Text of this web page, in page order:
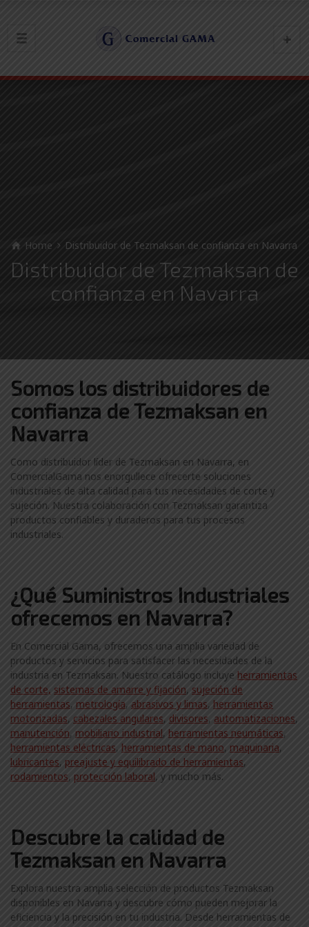
Home Distribuidor de Tezmaksan de confianza en Navarra
Distribuidor de Tezmaksan de
confianza en Navarra
Somos los distribuidores de
confianza deTezmaksan en
Navarra
Como distribuidor líder de Tezmaksan en Navarra, en
ComercialGama nos enorgullece ofrecerte soluciones
industriales de alta calidad para tus necesidades de corte y
sujeción. Nuestra colaboración con Tezmaksan garantiza
productos confiables y duraderos para tus procesos
industriales.
¿Qué Suministros Industriales
ofrecemos en Navarra?
En Comercial Gama, ofrecemos una amplia variedad de
productos y servicios para satisfacer las necesidades de la
industria en Tezmaksan. Nuestro catálogo incluye herramientas
de corte, sistemas de amarre y fijación, sujeción de
herramientas, metrología, abrasivos y limas, herramientas
motorizadas, cabezales angulares, divisores, automatizaciones,
manutención, mobiliario industrial, herramientas neumáticas,
herramientas eléctricas, herramientas de mano, maquinaria,
lubricantes, preajuste y equilibrado de herramientas,
rodamientos, protección laboral, y mucho más.
Descubre la calidad de
Tezmaksan en Navarra
Explora nuestra amplia selección de productos Tezmaksan
disponibles en Navarra y descubre cómo pueden mejorar la
eficiencia y la precisión en tu industria. Desde herramientas de